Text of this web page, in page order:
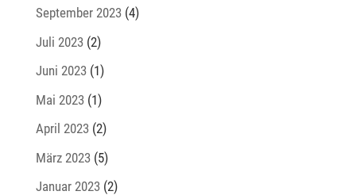
September 2023(4)
Juli 2023(2)
Juni 2023(1)
Mai 2023(1)
April 2023(2)
März 2023(5)
Januar 2023(2)